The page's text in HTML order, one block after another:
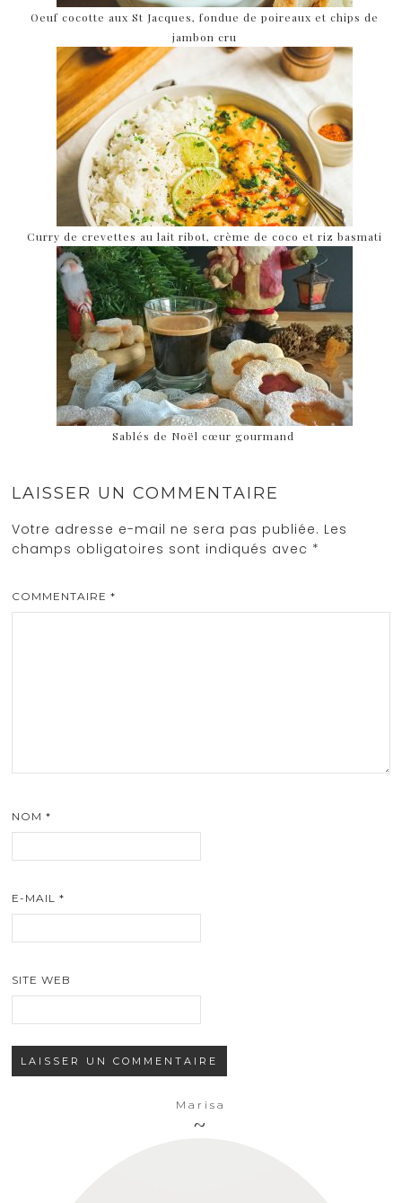
Oeuf cocotte aux St Jacques, fondue de poireaux et chips de
jambon cru
Curry de crevettes au lait ribot, crème de coco et riz basmati
Sablés de Noël cœur gourmand
LAISSER UN COMMENTAIRE
Votre adresse e-mail ne sera pas publiée. Les
champs obligatoires sont indiqués avec *
COMMENTAIRE*
NOM*
E-MAIL*
SITE WEB
Marisa